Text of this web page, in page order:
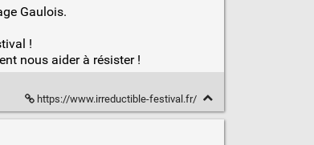
Gaulois.
!
nous aider à résister !
https://www.irreductible-festival.fr/